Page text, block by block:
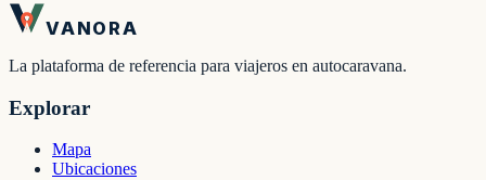
VANORA
La plataforma de referencia para viajeros en autocaravana.
Explorar
Mapa
Ubicaciones